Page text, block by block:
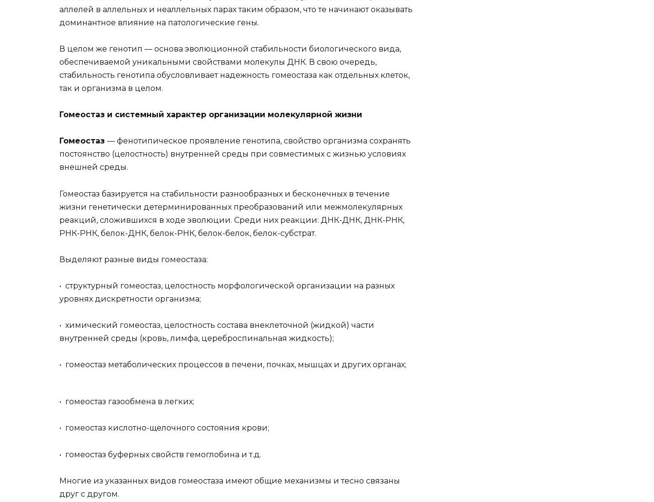
аллелей в аллельных и неаллельных парах таким образом, что те начинают оказывать
доминантное влияние на патологические гены.
В целом же генотип — основа эволюционной стабильности биологического вида,
обеспечиваемой уникальными свойствами молекулы ДНК. В свою очередь,
стабильность генотипа обусловливает надежность гомеостаза как отдельных клеток,
так и организма в целом.
Гомеостаз и системный характер организации молекулярной жизни
Гомеостаз — фенотипическое проявление генотипа, свойство организма сохранять
постоянство (целостность) внутренней среды при совместимых с жизнью условиях
внешней среды.
Гомеостаз базируется на стабильности разнообразных и бесконечных в течение
жизни генетически детерминированных преобразований или межмолекулярных
реакций, сложившихся в ходе эволюции. Среди них реакции: ДНК-ДНК, ДНК-РНК,
РНК-РНК, белок-ДНК, белок-РНК, белок-белок, белок-субстрат.
Выделяют разные виды гомеостаза:
• структурный гомеостаз, целостность морфологической организации на разных
уровнях дискретности организма;
• химический гомеостаз, целостность состава внеклеточной (жидкой) части
внутренней среды (кровь, лимфа, цереброспинальная жидкость);
• гомеостаз метаболических процессов в печени, почках, мышцах и других органах;
• гомеостаз газообмена в легких;
• гомеостаз кислотно-щелочного состояния крови;
• гомеостаз буферных свойств гемоглобина и т.д.
Многие из указанных видов гомеостаза имеют общие механизмы и тесно связаны
друг с другом.